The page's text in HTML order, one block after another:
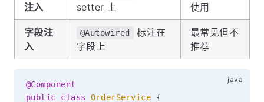
注入
setter 上
使用
字段注
入
@Autowired
标注在
字段上
最常见但不
推荐
@Component
public
class OrderService
{